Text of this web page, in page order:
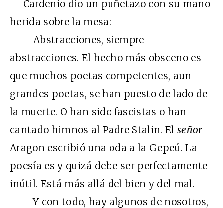
Cardenio dio un puñetazo con su mano
herida sobre la mesa:
—Abstracciones, siempre
abstracciones. El hecho más obsceno es
que muchos poetas competentes, aun
grandes poetas, se han puesto de lado de
la muerte. O han sido fascistas o han
cantado himnos al Padre Stalin. El señor
Aragon escribió una oda a la Gepeú. La
poesía es y quizá debe ser perfectamente
inútil. Está más allá del bien y del mal.
—Y con todo, hay algunos de nosotros,